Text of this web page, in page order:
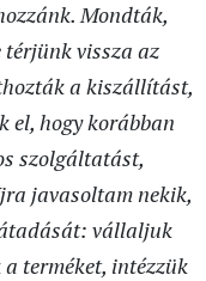
Mondták,
térjünk vissza az
a kiszállítást,
el, hogy korábban
szolgáltatást,
javasoltam nekik,
átadását: vállaljuk
terméket, intézzük